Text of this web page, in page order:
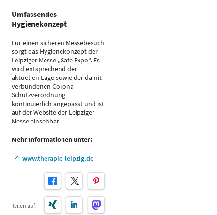
Umfassendes
Hygienekonzept
Für einen sicheren Messebesuch
sorgt das Hygienekonzept der
Leipziger Messe „Safe Expo“. Es
wird entsprechend der
aktuellen Lage sowie der damit
verbundenen Corona-
Schutzverordnung
kontinuierlich angepasst und ist
auf der Website der Leipziger
Messe einsehbar.
Mehr Informationen unter:
www.therapie-leipzig.de
Teilen auf: